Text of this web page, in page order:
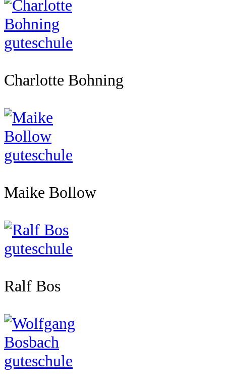
Charlotte Bohning
Maike Bollow
Ralf Bos